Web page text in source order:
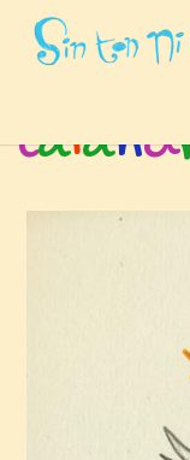
Inicio » Etiquetas
caland